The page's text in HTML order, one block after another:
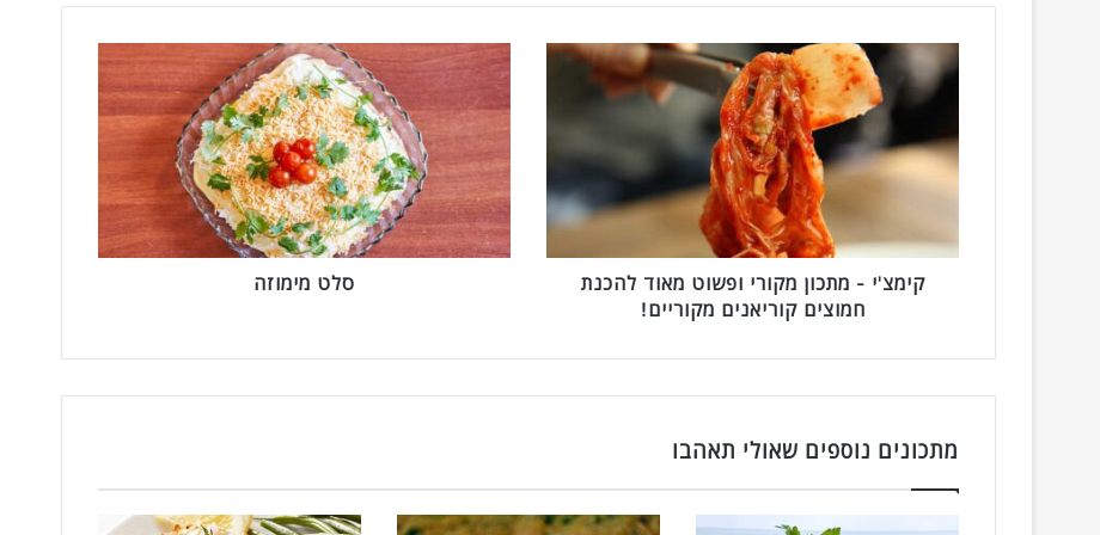
ק
'
ת
מ
י
ש
קימצ'י - מתכון מקורי ופשוט מאוד להכנת
חמוצים קוריאנים מקוריים!
ס
ל
ט
מ
מ
ו
ז
ה
סלט מימוזה
מתכונים נוספים שאולי תאהבו